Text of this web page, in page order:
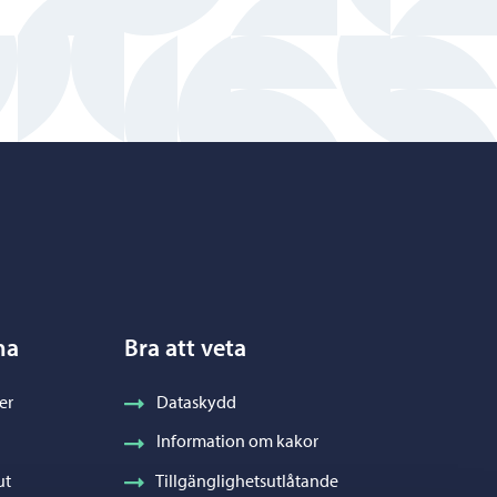
Bra att veta
Dataskydd
Information om kakor
Tillgänglighetsutlåtande